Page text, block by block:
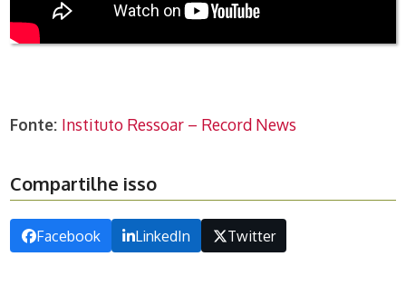
Fonte: Instituto Ressoar – Record News
Compartilhe isso
Facebook LinkedIn Twitter